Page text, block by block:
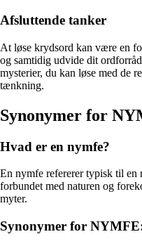
Afsluttende tanker
At løse krydsord kan være en
og samtidig udvide dit
mysterier, du kan løse med de
tænkning.
Synonymer for
Hvad er en nymfe?
En nymfe refererer typisk til en
forbundet med naturen og
myter.
Synonymer for